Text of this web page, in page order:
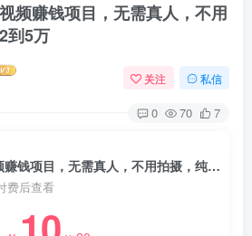
频赚钱项目，无需真人，不用
到5万
关注 私信
0 70 7
在家也能操作的短视频赚钱项目，无需真人，不用拍摄，纯搬运月入2到5万
费后查看